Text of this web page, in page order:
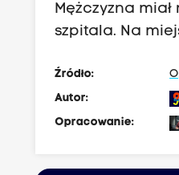
Mężczyzna
szpitala. Na
Źródło:
Autor:
Opracowanie: